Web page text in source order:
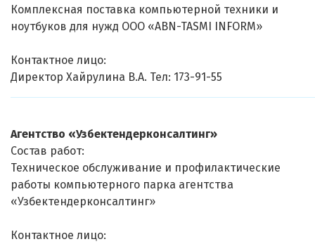
Комплексная поставка компьютерной техники и
ноутбуков для нужд ООО «ABN-TASMI INFORM»
Контактное лицо:
Директор Хайрулина В.А. Тел: 173-91-55
Агентство «Узбектендерконсалтинг»
Состав работ:
Техническое обслуживание и профилактические
работы компьютерного парка агентства
«Узбектендерконсалтинг»
Контактное лицо: